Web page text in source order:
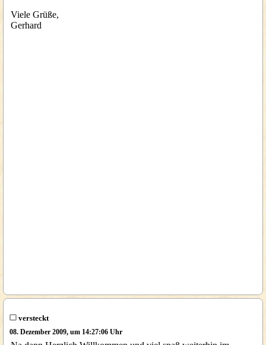
Viele Grüße,
Gerhard
versteckt
08. Dezember 2009, um 14:27:06 Uhr